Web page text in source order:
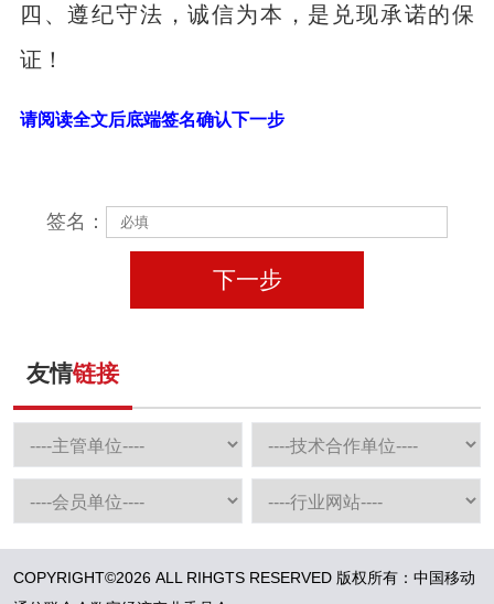
四、遵纪守法，诚信为本，是兑现承诺的保
证！
请阅读全文后底端签名确认下一步
签名：
下一步
友情链接
COPYRIGHT©2026 ALL RIHGTS RESERVED 版权所有：中国移动